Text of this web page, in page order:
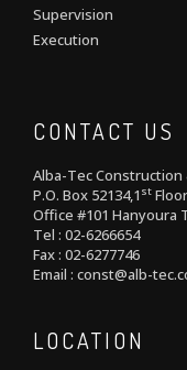
Supervision
Execution
CONTACT US
Alba-Tec Construction
P.O. Box 52134,1 st
Office #101 Hanyoura
Tel : 02-6266654
Fax : 02-6277746
Email : const@alb-
LOCATION